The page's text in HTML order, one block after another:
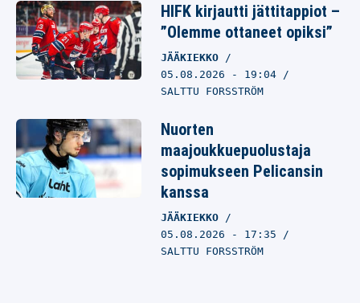
HIFK kirjautti jättitappiot –
”Olemme ottaneet opiksi”
JÄÄKIEKKO
05.08.2026 - 19:04
SALTTU FORSSTRÖM
Nuorten
maajoukkuepuolustaja
sopimukseen Pelicansin
kanssa
JÄÄKIEKKO
05.08.2026 - 17:35
SALTTU FORSSTRÖM